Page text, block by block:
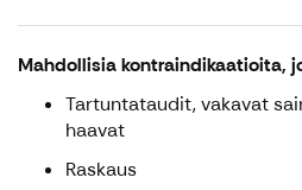
Mahdollisia kontraindikaatioita,
Tartuntataudit, vakavat
haavat
Raskaus